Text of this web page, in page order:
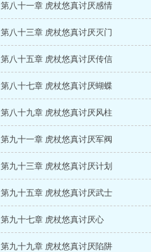
第八十一章 虎杖悠真讨厌感情
第八十三章 虎杖悠真讨厌灭门
第八十五章 虎杖悠真讨厌传信
第八十七章 虎杖悠真讨厌蝴蝶
第八十九章 虎杖悠真讨厌风柱
第九十一章 虎杖悠真讨厌军阀
第九十三章 虎杖悠真讨厌计划
第九十五章 虎杖悠真讨厌武士
第九十七章 虎杖悠真讨厌心
第九十九章 虎杖悠真讨厌陷阱